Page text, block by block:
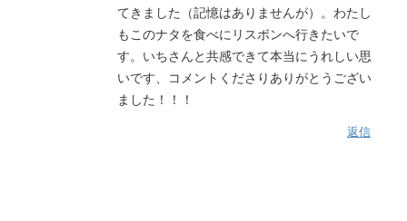
てきました（記憶はありませんが）。わたし
もこのナタを食べにリスボンへ行きたいで
す。いちさんと共感できて本当にうれしい思
いです、コメントくださりありがとうござい
ました！！！
返信